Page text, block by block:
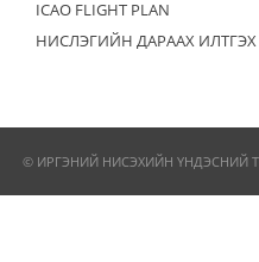
ICAO FLIGHT PLAN
НИСЛЭГИЙН ДАРААХ ИЛТГЭХ
© ИРГЭНИЙ НИСЭХИЙН ҮНДЭСНИЙ